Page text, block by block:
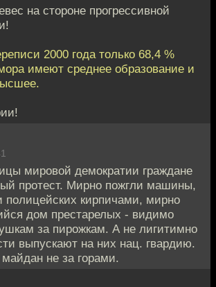
на стороне прогрессивной
2000 года только 68,4 %
имеют среднее образование и
мировой демократии граждане
протест. Мирно пожгли машины,
полицейских кирпичами, мирно
дом престарелых - видимо
за пирожкам. А не лигитимно
выпускают на них нац. гвардию.
не за горами.